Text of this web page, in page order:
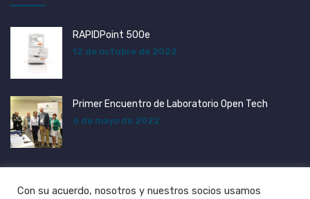
RAPIDPoint 500e
12 de octubre de 2022
Primer Encuentro de Laboratorio Open Tech
6 de mayo de 2022
Con su acuerdo, nosotros y nuestros socios usamos